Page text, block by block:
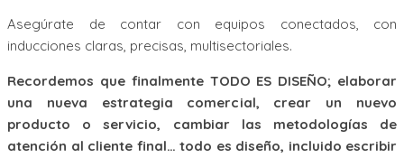
Asegúrate de contar con equipos conectados, con
inducciones claras, precisas, multisectoriales.
Recordemos que finalmente TODO ES DISEÑO; elaborar
una nueva estrategia comercial, crear un nuevo
producto o servicio, cambiar las metodologías de
atención al cliente final… todo es diseño, incluido escribir